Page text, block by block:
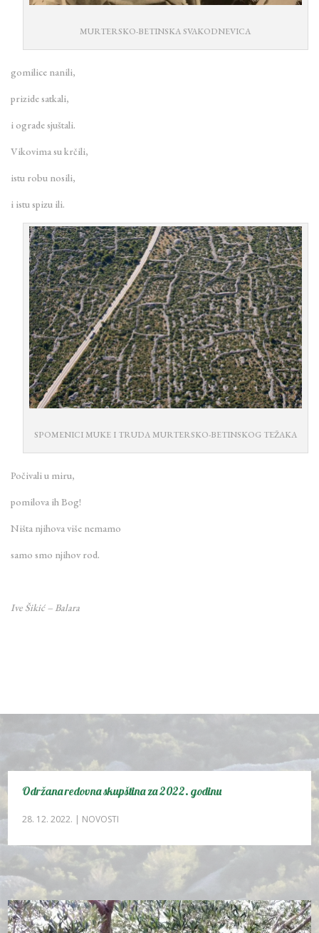
MURTERSKO-BETINSKA SVAKODNEVICA
gomilice nanili,
prizide satkali,
i ograde sjuštali.
Vikovima su krčili,
istu robu nosili,
i istu spizu ili.
SPOMENICI MUKE I TRUDA MURTERSKO-BETINSKOG TEŽAKA
Počivali u miru,
pomilova ih Bog!
Ništa njihova više nemamo
samo smo njihov rod.
Ive Šikić – Balara
Održana redovna skupština za 2022. godinu
28. 12. 2022. | NOVOSTI